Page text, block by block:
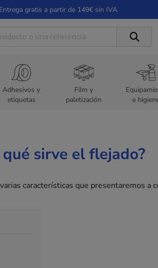
gratis a partir de 149€ sin IVA
Adhesivos y
etiquetas
Film y
paletización
e
qué sirve el flejado?
características que presentaremos a